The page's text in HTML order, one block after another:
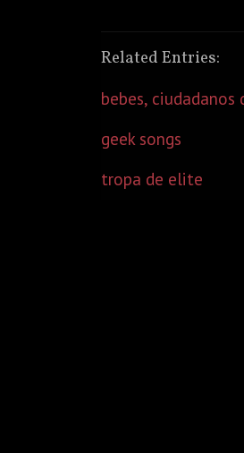
Related Entries:
bebes, ciudadanos
geek songs
tropa de elite